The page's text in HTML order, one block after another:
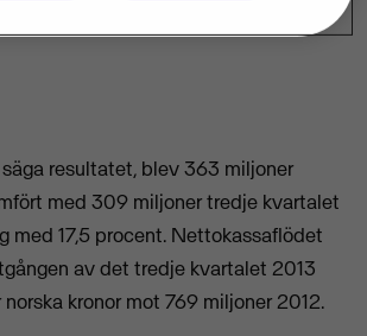
drygt 1,7 respektive 1,5 miljarder
resultatet, blev 363 miljoner
med 309 miljoner tredje kvartalet
med 17,5 procent. Nettokassaflödet
av det tredje kvartalet 2013
kronor mot 769 miljoner 2012.